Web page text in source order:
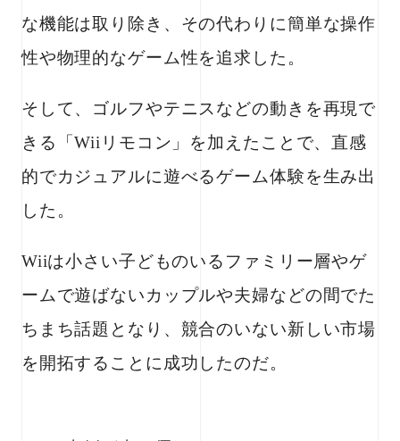
な機能は取り除き、その代わりに簡単な操作
性や物理的なゲーム性を追求した。
そして、ゴルフやテニスなどの動きを再現で
きる「Wiiリモコン」を加えたことで、直感
的でカジュアルに遊べるゲーム体験を生み出
した。
Wiiは小さい子どものいるファミリー層やゲ
ームで遊ばないカップルや夫婦などの間でた
ちまち話題となり、競合のいない新しい市場
を開拓することに成功したのだ。